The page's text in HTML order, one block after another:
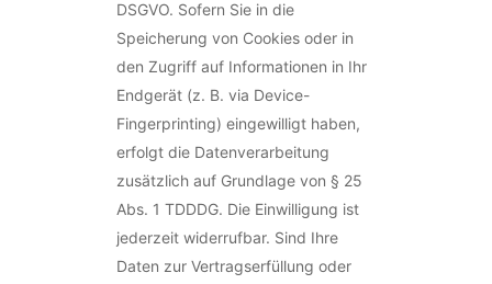
DSGVO. Sofern Sie in die
Speicherung von Cookies oder in
den Zugriff auf Informationen in Ihr
Endgerät (z. B. via Device-
Fingerprinting) eingewilligt haben,
erfolgt die Datenverarbeitung
zusätzlich auf Grundlage von § 25
Abs. 1 TDDDG. Die Einwilligung ist
jederzeit widerrufbar. Sind Ihre
Daten zur Vertragserfüllung oder